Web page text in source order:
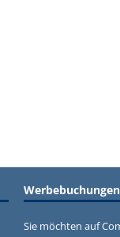
Werbebuchungen
Sie möchten auf